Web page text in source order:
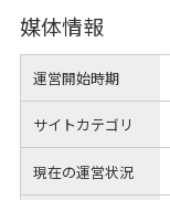
媒体情報
運営開始時期
サイトカテゴリ
現在の運営状況